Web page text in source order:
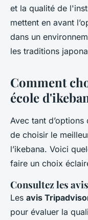
et la qualité de
mettent en avant
dans un
les traditions
Comment
école
Avec tant
de choisir le
l’ikebana. Voici
faire un choix
Consultez les
Les avis
pour évaluer la